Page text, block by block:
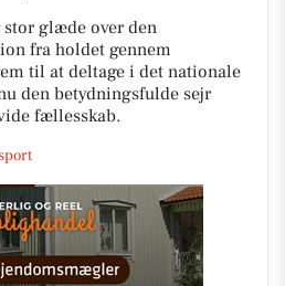
glæde over den
fra holdet gennem
til at deltage i det nationale
den betydningsfulde sejr
fællesskab.